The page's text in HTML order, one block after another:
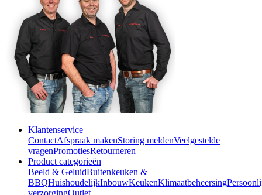
Klantenservice
ContactAfspraak makenStoring meldenVeelgestelde
vragenPromotiesRetourneren
Product categorieën
Beeld & GeluidBuitenkeuken &
BBQHuishoudelijkInbouwKeukenKlimaatbeheersing
verzorgingOutlet